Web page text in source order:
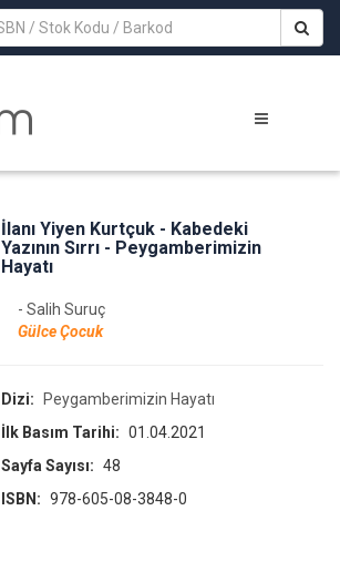
İlanı Yiyen Kurtçuk - Kabedeki
Yazının Sırrı - Peygamberimizin
Hayatı
- Salih Suruç
Gülce Çocuk
Dizi:
Peygamberimizin Hayatı
İlk Basım Tarihi: 01.04.2021
Sayfa Sayısı: 48
ISBN: 978-605-08-3848-0